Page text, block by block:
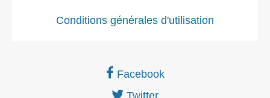
Conditions générales d'utilisation
Facebook
Twitter